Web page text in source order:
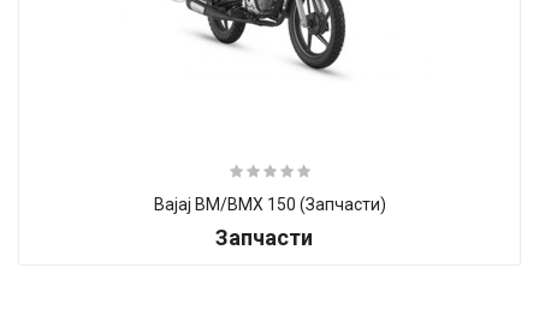
Bajaj BM/BMX 150 (Запчасти)
Запчасти